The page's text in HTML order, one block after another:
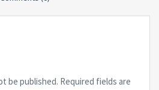
be published. Required fields are